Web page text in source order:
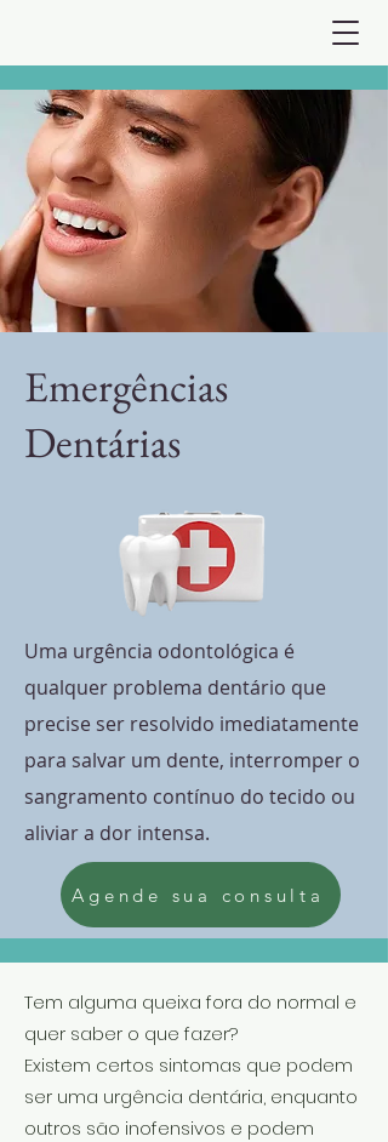
Emergências
Dentárias
Uma urgência odontológica é
qualquer problema dentário que
precise ser resolvido imediatamente
para salvar um dente, interromper o
sangramento contínuo do tecido ou
aliviar a dor intensa.
Agende sua consulta
Tem alguma queixa fora do normal e
quer saber o que fazer?
Existem certos sintomas que podem
ser uma urgência dentária, enquanto
outros são inofensivos e podem